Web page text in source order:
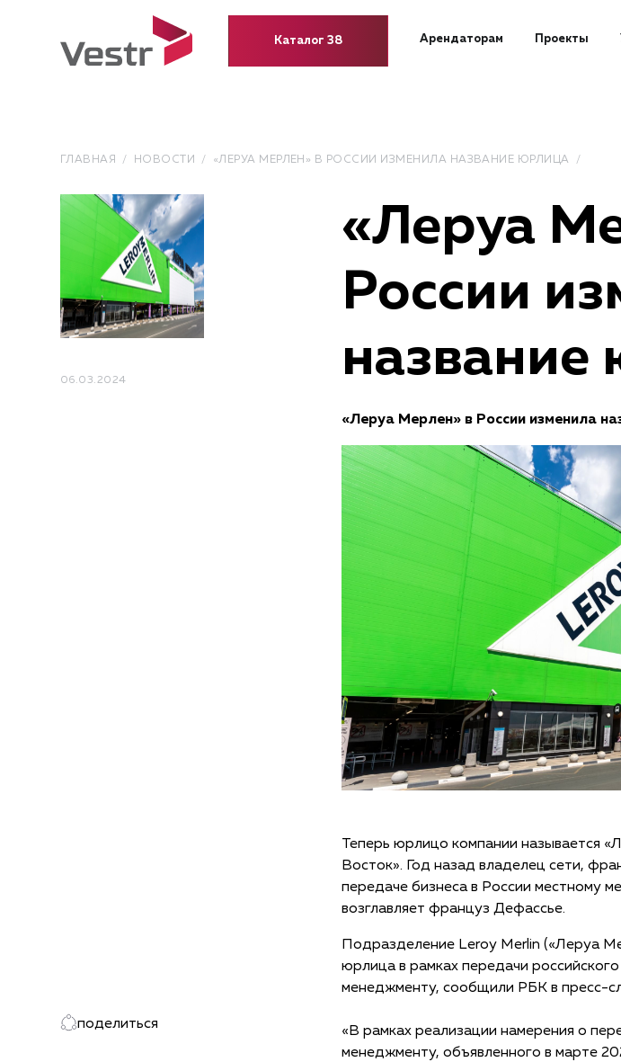
Каталог 38 Арендаторам Проекты
ГЛАВНАЯ НОВОСТИ «ЛЕРУА МЕРЛЕН» В РОССИИ ИЗМЕНИЛА НАЗВАНИЕ ЮРЛИЦА
06.03.2024
поделиться
«Леруа
России
название
«Леруа Мерлен» в России изменила
Теперь юрлицо компании называется
Восток». Год назад владелец сети,
передаче бизнеса в России местному
возглавляет француз Дефассье.
Подразделение Leroy Merlin («Леруа
юрлица в рамках передачи
менеджменту, сообщили РБК в пресс-
«В рамках реализации намерения о
менеджменту, объявленного в марте